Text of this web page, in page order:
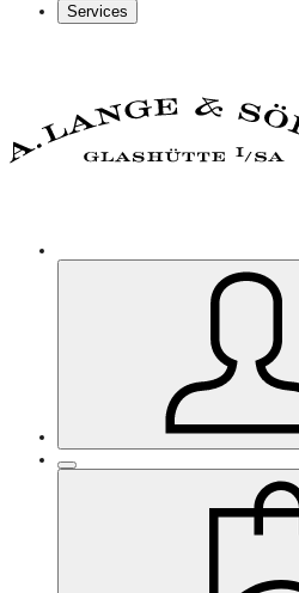
Services